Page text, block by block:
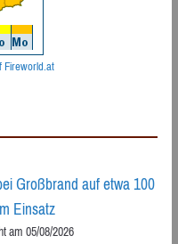
Fireworld.at
Großbrand auf etwa 100
Einsatz
am 05/08/2026